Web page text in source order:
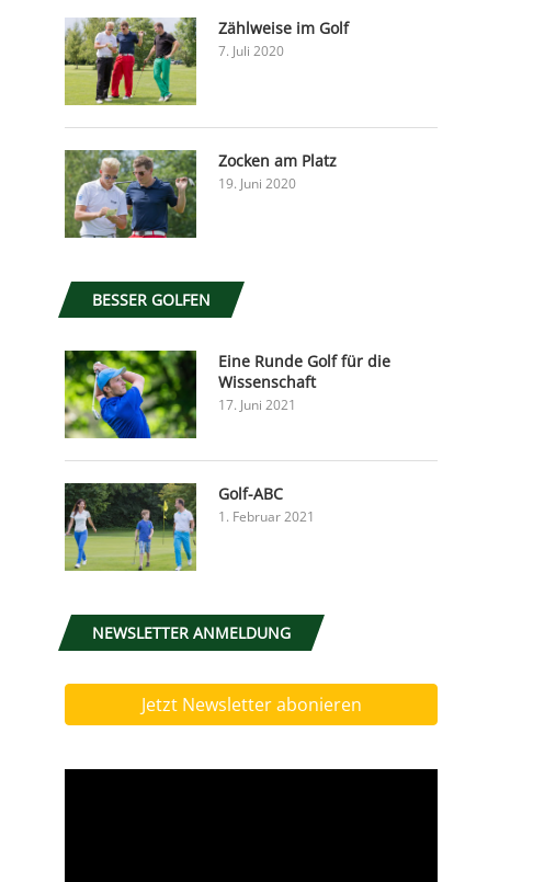
Zählweise im Golf
7. Juli 2020
Zocken am Platz
19. Juni 2020
BESSER GOLFEN
Eine Runde Golf für die
Wissenschaft
17. Juni 2021
Golf-ABC
1. Februar 2021
NEWSLETTER ANMELDUNG
Jetzt Newsletter abonieren